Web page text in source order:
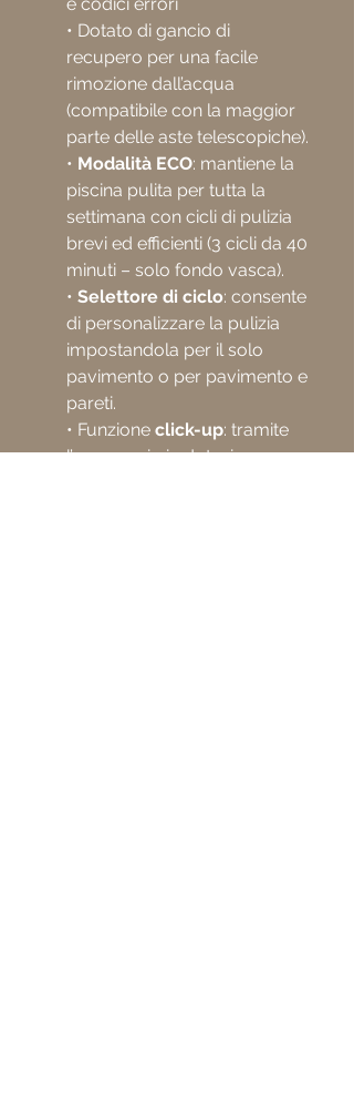
• Dotato di gancio di
recupero per una facile
rimozione dall’acqua
(compatibile con la maggior
parte delle aste telescopiche).
• Modalità ECO: mantiene la
piscina pulita per tutta la
settimana con cicli di pulizia
brevi ed efficienti (3 cicli da 40
minuti – solo fondo vasca).
• Selettore di ciclo: consente
di personalizzare la pulizia
impostandola per il solo
pavimento o per pavimento e
pareti.
• Funzione click-up: tramite
l’accessorio in dotazione